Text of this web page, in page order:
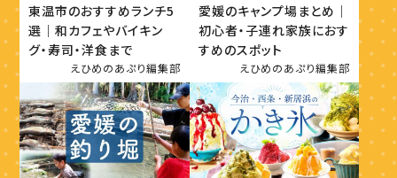
東温市のおすすめランチ5
選｜和カフェやバイキン
グ・寿司・洋食まで
えひめのあぷり編集部
愛媛のキャンプ場まとめ｜
初心者・子連れ家族におす
すめのスポット
えひめのあぷり編集部